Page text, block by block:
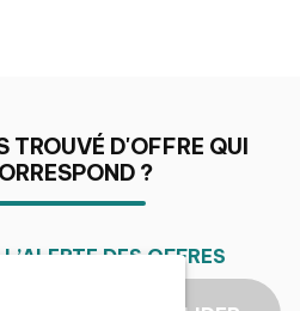
TROUVÉ D'OFFRE QUI
?
L’ALERTE DES OFFRES